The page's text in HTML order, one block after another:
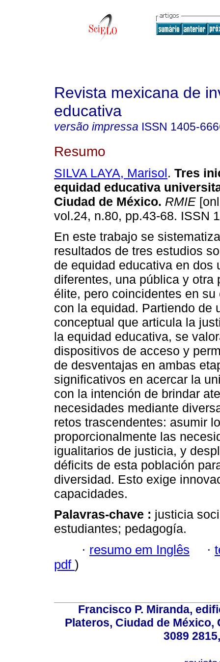
Revista mexicana de
educativa
versão impressa ISSN 1405-
Resumo
SILVA LAYA, Marisol. Tres
equidad educativa
Ciudad de México. RMIE
vol.24, n.80, pp.43-68. ISSN
En este trabajo se
resultados de tres estudios
de equidad educativa en dos
diferentes, una pública y otra
élite, pero coincidentes en su
con la equidad. Partiendo de
conceptual que articula la
la equidad educativa, se
dispositivos de acceso y
de desventajas en ambas
significativos en acercar la
con la intención de brindar
necesidades mediante
retos trascendentes: asumir
proporcionalmente las
igualitarios de justicia, y
déficits de esta población
diversidad. Esto exige
capacidades.
Palavras-chave : justicia
estudiantes; pedagogía.
· resumo em Inglês ·
pdf )
Francisco P. Miranda,
Plateros, Ciudad de México,
3089